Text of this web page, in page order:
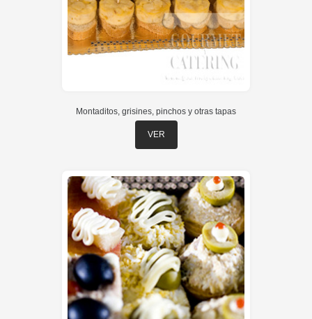
Montaditos, grisines, pinchos y otras tapas
VER